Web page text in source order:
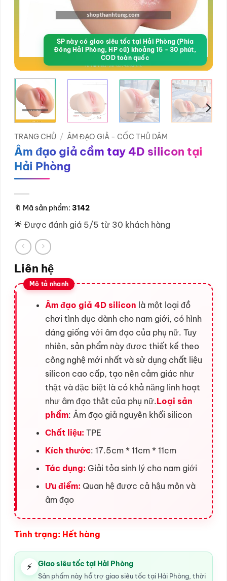
SP này có giao siêu tốc tại Hải Phòng (Phía
Đông Hải Phòng, HP cũ) khoảng 15 - 30 phút,
COD toàn quốc
TRANG CHỦ / ÂM ĐẠO GIẢ - CỐC THỦ DÂM
Âm đạo giả cầm tay 4D silicon tại
Hải Phòng
🔖 Mã sản phẩm: 3142
🌟 Được đánh giá 5/5 từ 30 khách hàng
Liên hệ
Âm đạo giả 4D silicon là một loại đồ
chơi tình dục dành cho nam giới, có hình
dáng giống với âm đạo của phụ nữ. Tuy
nhiên, sản phẩm này được thiết kế theo
công nghệ mới nhất và sử dụng chất liệu
silicon cao cấp, tạo nên cảm giác như
thật và đặc biệt là có khả năng linh hoạt
như âm đạo thật của phụ nữ.Loại sản
phẩm: Âm đạo giả nguyên khối silicon
Chất liệu: TPE
Kích thước: 17.5cm * 11cm * 11cm
Tác dụng: Giải tỏa sinh lý cho nam giới
Ưu điểm: Quan hệ được cả hậu môn và
âm đạo
Tình trạng: Hết hàng
⚡ Giao siêu tốc tại Hải Phòng
Sản phẩm này hỗ trợ giao siêu tốc tại Hải Phòng, thời